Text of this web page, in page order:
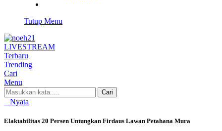
Tutup Menu
LIVESTREAM
Terbaru
Trending
Cari
Menu
Cari
Nyata
Elaktabilitas 20 Persen Untungkan Firdaus Lawan Petahana Mura